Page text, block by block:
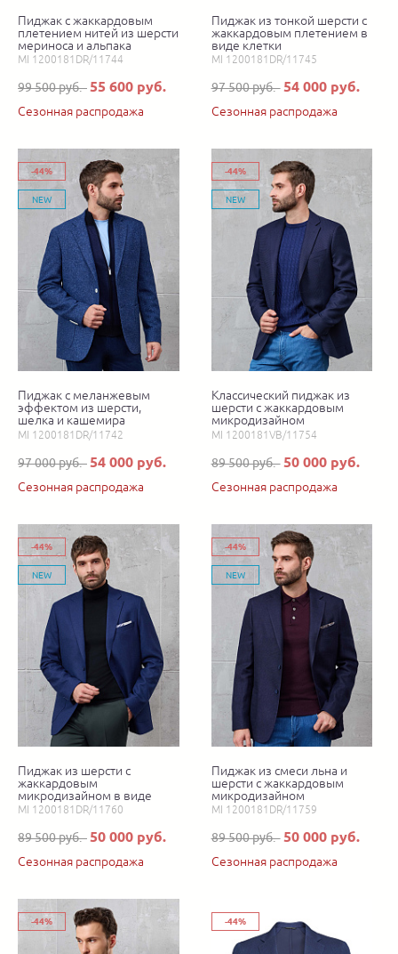
Пиджак с жаккардовым
плетением нитей из шерсти
мериноса и альпака
MI 1200181DR/11744
99 500 руб.55 600 руб.
Сезонная распродажа
Пиджак из тонкой шерсти с
жаккардовым плетением в
виде клетки
MI 1200181DR/11745
97 500 руб. 54 000 руб.
Сезонная распродажа
-44%
NEW
Пиджак с меланжевым
эффектом из шерсти,
шелка и кашемира
MI 1200181DR/11742
97 000 руб.54 000 руб.
Сезонная распродажа
-44%
NEW
Классический пиджак из
шерсти с жаккардовым
микродизайном
MI 1200181VB/11754
89 500 руб. 50 000 руб.
Сезонная распродажа
-44%
NEW
Пиджак из шерсти с
жаккардовым
микродизайном в виде
ромбов
MI 1200181DR/11760
89 500 руб.50 000 руб.
Сезонная распродажа
-44%
NEW
Пиджак из смеси льна и
шерсти с жаккардовым
микродизайном
MI 1200181DR/11759
89 500 руб. 50 000 руб.
Сезонная распродажа
-44% -44%